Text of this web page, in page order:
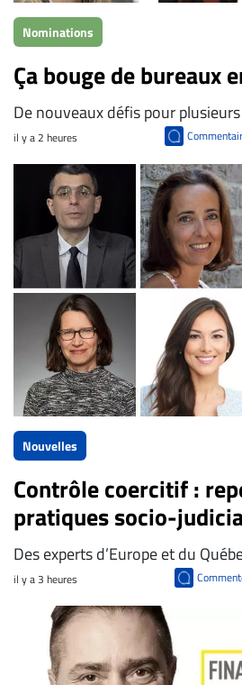
Nominations
Ça bouge de bureaux
De nouveaux défis pour
il y a 2 heures
Nouvelles
Contrôle coercitif :
pratiques socio-
Des experts d’Europe et du
il y a 3 heures